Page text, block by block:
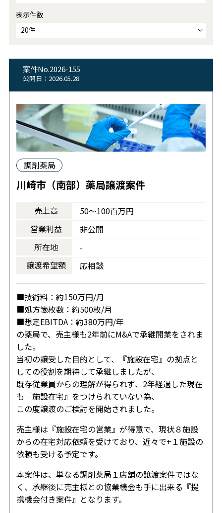
表示件数
案件No.2026-155
公開日：2026.05.28
調剤薬局
川崎市（南部）薬局譲渡案件
売上高
50～100百万円
営業利益
非公開
所在地
-
譲渡希望額
応相談
■技術料：約150万円/月
■処方箋枚数：約500枚/月
■想定EBITDA：約380万円/年
の薬局で、売主様も2年前にM&Aで承継開業をされま
した。
当初の譲受した目的として、『施設在宅』の拠点と
しての役割を期待して承継しましたが、
既存従業員からの理解が得られず、2年経過した現在
も『施設在宅』をつけられていない為、
この度譲渡のご検討を開始されました。
売主様は『施設在宅の営業』が得意で、現状８施設
からの在宅対応依頼を受けており、近々で+１施設の
依頼も受ける予定です。
本案件は、単なる調剤薬局１店舗の譲渡案件ではな
く、承継後に売主様との協業機会も手に出来る『提
携機会付き案件』となります。